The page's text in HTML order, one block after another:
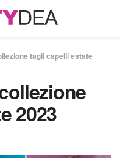
tagli capelli estate
2023